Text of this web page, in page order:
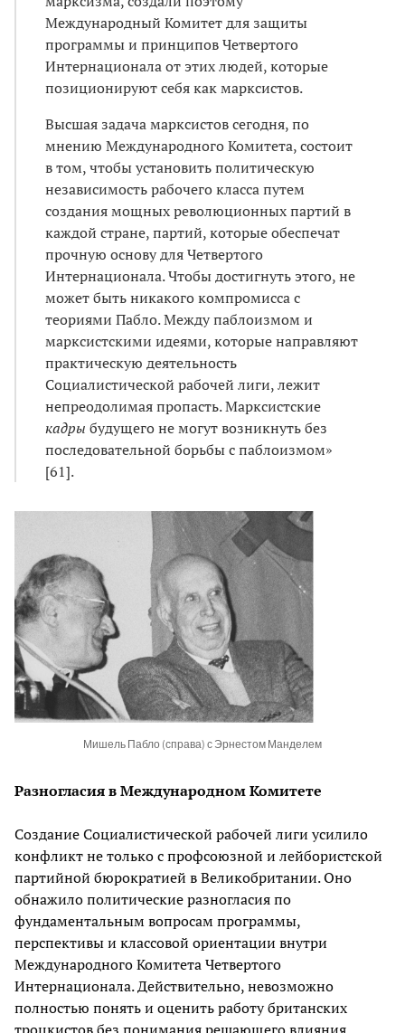
Международный Комитет для защиты
программы и принципов Четвертого
Интернационала от этих людей, которые
позиционируют себя как марксистов.
Высшая задача марксистов сегодня, по
мнению Международного Комитета, состоит
в том, чтобы установить политическую
независимость рабочего класса путем
создания мощных революционных партий в
каждой стране, партий, которые обеспечат
прочную основу для Четвертого
Интернационала. Чтобы достигнуть этого, не
может быть никакого компромисса с
теориями Пабло. Между паблоизмом и
марксистскими идеями, которые направляют
практическую деятельность
Социалистической рабочей лиги, лежит
непреодолимая пропасть. Марксистские
кадры будущего не могут возникнуть без
последовательной борьбы с паблоизмом»
[61].
Мишель Пабло (справа) с Эрнестом Манделем
Разногласия в Международном Комитете
Создание Социалистической рабочей лиги усилило
конфликт не только с профсоюзной и лейбористской
партийной бюрократией в Великобритании. Оно
обнажило политические разногласия по
фундаментальным вопросам программы,
перспективы и классовой ориентации внутри
Международного Комитета Четвертого
Интернационала. Действительно, невозможно
полностью понять и оценить работу британских